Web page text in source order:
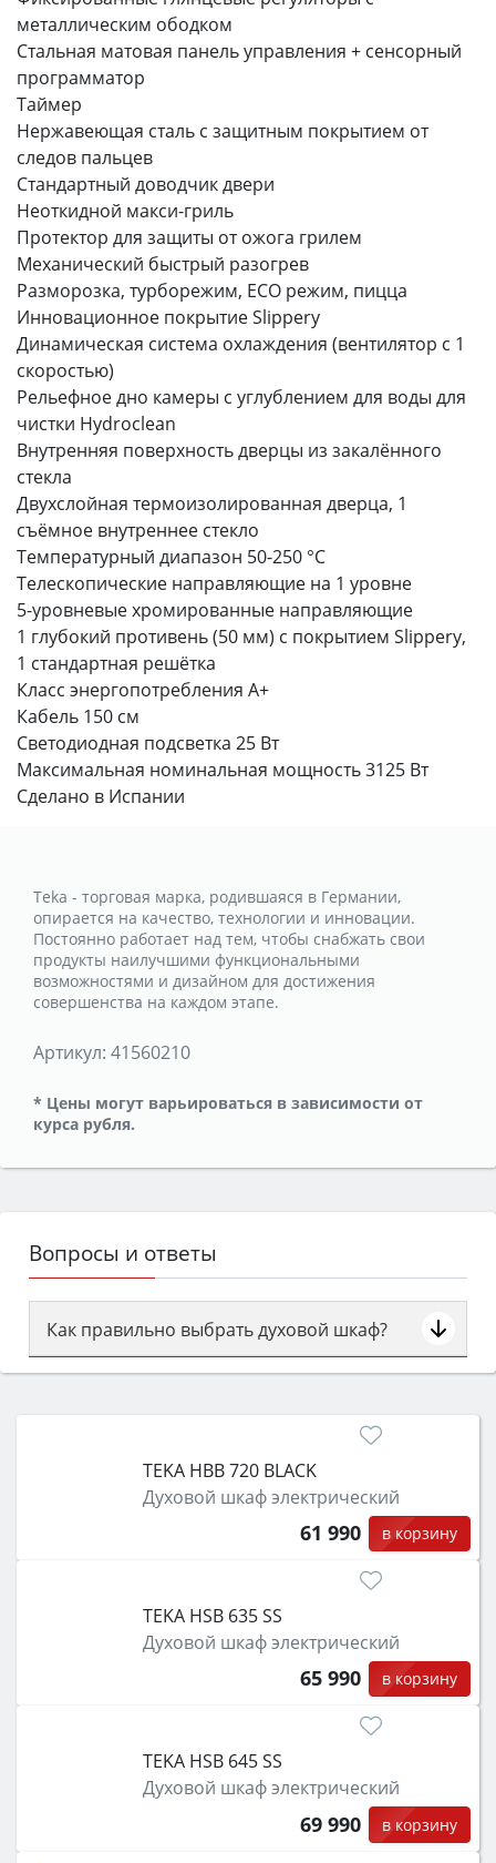
металлическим ободком
Стальная матовая панель управления + сенсорный
программатор
Таймер
Нержавеющая сталь с защитным покрытием от
следов пальцев
Стандартный доводчик двери
Неоткидной макси-гриль
Протектор для защиты от ожога грилем
Механический быстрый разогрев
Разморозка, турборежим, ECO режим, пицца
Инновационное покрытие Slippery
Динамическая система охлаждения (вентилятор с 1
скоростью)
Рельефное дно камеры с углублением для воды для
чистки Hydroclean
Внутренняя поверхность дверцы из закалённого
стекла
Двухслойная термоизолированная дверца, 1
съёмное внутреннее стекло
Температурный диапазон 50-250 °С
Телескопические направляющие на 1 уровне
5-уровневые хромированные направляющие
1 глубокий противень (50 мм) с покрытием Slippery,
1 стандартная решётка
Класс энергопотребления А+
Кабель 150 см
Светодиодная подсветка 25 Вт
Максимальная номинальная мощность 3125 Вт
Сделано в Испании
Teka - торговая марка, родившаяся в Германии,
опирается на качество, технологии и инновации.
Постоянно работает над тем, чтобы снабжать свои
продукты наилучшими функциональными
возможностями и дизайном для достижения
совершенства на каждом этапе.
Артикул: 41560210
* Цены могут варьироваться в зависимости от
курса рубля.
Вопросы и ответы
Как правильно выбрать духовой шкаф?
Сначала определитесь с типом (газовый или
затем смотрите на объём 50–70 л для семьи,
функции (конвекция, гриль, самоочистка,
защита от детей).
TEKA HBB 720 BLACK
Духовой шкаф электрический
61 990 в корзину
TEKA HSB 635 SS
Духовой шкаф электрический
65 990 в корзину
TEKA HSB 645 SS
Духовой шкаф электрический
69 990 в корзину